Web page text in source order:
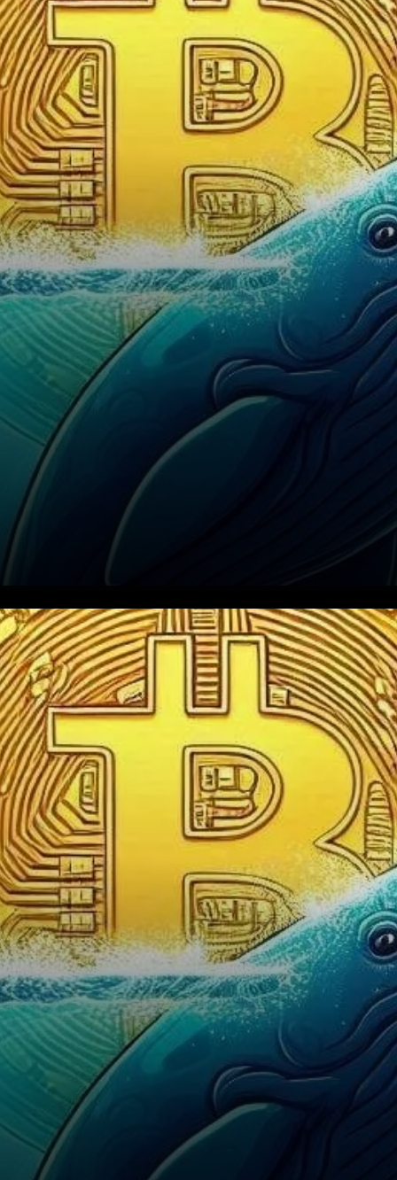
Le marché des
cryptomonnaies a été sous
pression récemment, avec le
Bitcoin (BTC) se négociant en
dessous de 50 000…